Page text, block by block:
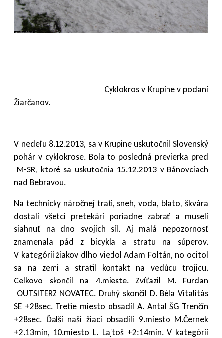
Cyklokros v Krupine v podaní
Žiarčanov.
V nedeľu 8.12.2013, sa v Krupine uskutočnil Slovenský
pohár v cyklokrose. Bola to posledná previerka pred
M-SR, ktoré sa uskutočnia 15.12.2013 v Bánovciach
nad Bebravou.
Na technicky náročnej trati, sneh, voda, blato, škvára
dostali všetci pretekári poriadne zabrať a museli
siahnuť na dno svojich síl. Aj malá nepozornosť
znamenala pád z bicykla a stratu na súperov.
V kategórii žiakov dlho viedol Adam Foltán, no ocitol
sa na zemi a stratil kontakt na vedúcu trojicu.
Celkovo skončil na 4.mieste. Zvíťazil M. Furdan
OUTSITERZ NOVATEC. Druhý skončil D. Béla Vitalitás
SE +28sec. Tretie miesto obsadil A. Antal ŠG Trenčín
+28sec. Ďalší naši žiaci obsadili 9.miesto M.Černek
+2.13min, 10.miesto L. Lajtoš +2:14min. V kategórii